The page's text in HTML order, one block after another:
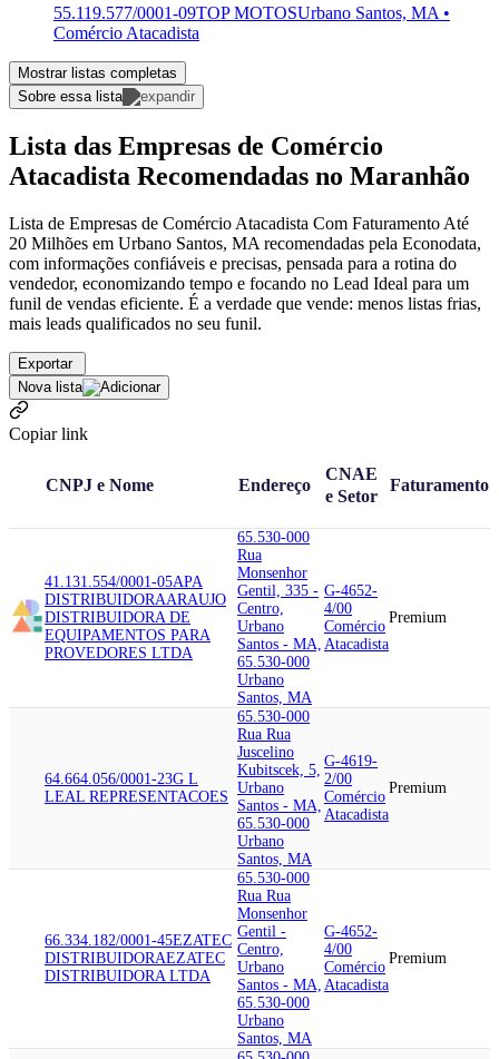
55.119.577/0001-09TOP MOTOSUrbano Santos, MA •
Comércio Atacadista
Mostrar listas completas
Sobre essa lista
Lista das Empresas de Comércio
Atacadista Recomendadas no Maranhão
Lista de Empresas de Comércio Atacadista Com Faturamento Até
20 Milhões em Urbano Santos, MA recomendadas pela Econodata,
com informações confiáveis e precisas, pensada para a rotina do
vendedor, economizando tempo e focando no Lead Ideal para um
funil de vendas eficiente. É a verdade que vende: menos listas frias,
mais leads qualificados no seu funil.
Exportar
Nova lista
Copiar link
CNPJ e Nome Endereço
CNAE
e Setor
Faturamento
41.131.554/0001-05APA
DISTRIBUIDORAARAUJO
DISTRIBUIDORA DE
EQUIPAMENTOS PARA
PROVEDORES LTDA
65.530-000
Rua
Monsenhor
Gentil, 335 -
Centro,
Urbano
Santos - MA,
65.530-000
Urbano
Santos, MA
G-4652-
4/00
Comércio
Atacadista
Premium
64.664.056/0001-23G L
LEAL REPRESENTACOES
65.530-000
Rua Rua
Juscelino
Kubitscek, 5,
Urbano
Santos - MA,
65.530-000
Urbano
Santos, MA
G-4619-
2/00
Comércio
Atacadista
Premium
66.334.182/0001-45EZATEC
DISTRIBUIDORAEZATEC
DISTRIBUIDORA LTDA
65.530-000
Rua Rua
Monsenhor
Gentil -
Centro,
Urbano
Santos - MA,
65.530-000
Urbano
Santos, MA
G-4652-
4/00
Comércio
Atacadista
Premium